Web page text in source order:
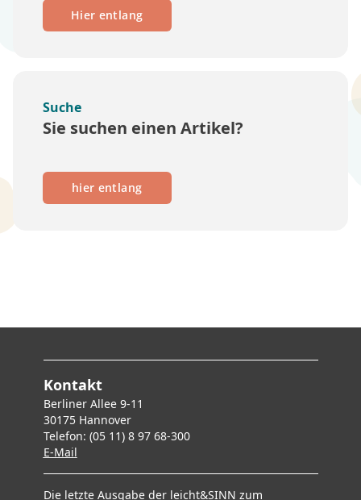
Hier entlang
Suche
Sie suchen einen Artikel?
hier entlang
Kontakt
Berliner Allee 9-11
30175 Hannover
Telefon: (05 11) 8 97 68-300
E-Mail
Die letzte Ausgabe der leicht&SINN zum